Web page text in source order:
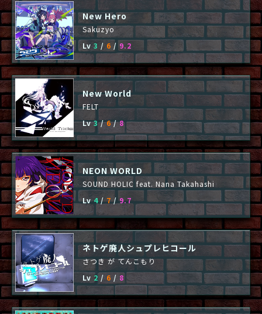
New Hero
Sakuzyo
Lv 3 / 6 / 9.2
New World
FELT
Lv3/6/8
NEON WORLD
SOUND HOLIC feat. Nana Takahashi
Lv4/7/9.7
ネトゲ廃人シュプレヒコール
さつき が てんこもり
Lv 2 / 6 / 8